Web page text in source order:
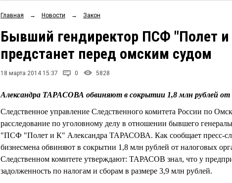
Главная → Новости → Закон
Бывший гендиректор ПСФ "Полет и
предстанет перед омским судом
18 марта 2014 15:37 0 5828
Александра ТАРАСОВА обвиняют в сокрытии 1,8 млн рублей от
Следственное управление Следственного комитета России по
расследование по уголовному делу в отношении бывшего
"ПСФ "Полет и К" Александра ТАРАСОВА. Как сообщает пресс-
бизнесмена обвиняют в сокрытии 1,8 млн рублей от налоговых
Следственном комитете утверждают: ТАРАСОВ знал, что у
задолженность по налогам и сборам в размере 3,9 млн рублей.